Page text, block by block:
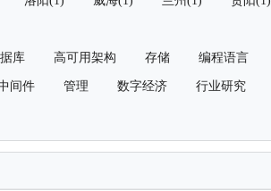
库 高可用架构 存储 编程语言
间件 管理 数字经济 行业研究